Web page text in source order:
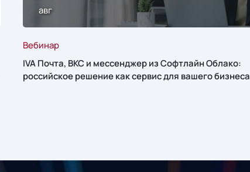
авг
Вебинар
IVA Почта, ВКС и мессенджер из Софтлайн Облако:
российское решение как сервис для вашего бизнеса